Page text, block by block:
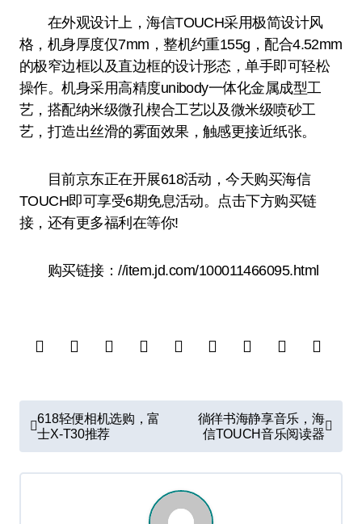
在外观设计上，海信TOUCH采用极简设计风
格，机身厚度仅7mm，整机约重155g，配合4.52mm
的极窄边框以及直边框的设计形态，单手即可轻松
操作。机身采用高精度unibody一体化金属成型工
艺，搭配纳米级微孔楔合工艺以及微米级喷砂工
艺，打造出丝滑的雾面效果，触感更接近纸张。
目前京东正在开展618活动，今天购买海信
TOUCH即可享受6期免息活动。点击下方购买链
接，还有更多福利在等你!
购买链接：//item.jd.com/100011466095.html
文
章
导
618轻便相机选购，富
士X-T30推荐
徜徉书海静享音乐，海
信TOUCH音乐阅读器